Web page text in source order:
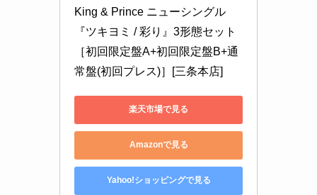
King & Prince ニューシングル
『ツキヨミ / 彩り』3形態セット
［初回限定盤A+初回限定盤B+通
常盤(初回プレス)］[三条本店]
楽天市場で見る
Amazonで見る
Yahoo!ショッピングで見る